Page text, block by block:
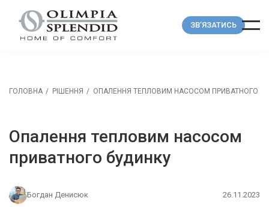
ЗВ’ЯЗАТИСЬ
ГОЛОВНА РІШЕННЯ ОПАЛЕННЯ ТЕПЛОВИМ НАСОСОМ ПРИВАТНОГО
Опалення тепловим насосом
приватного будинку
Богдан Денисюк 26.11.2023